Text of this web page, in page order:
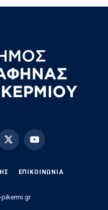
X
YouTube
EΠΙΚΟΙΝΩΝΊΑ